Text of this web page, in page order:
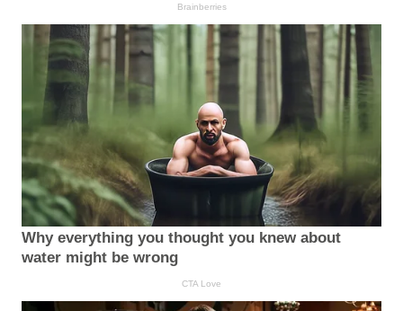
Brainberries
Why everything you thought you knew about
water might be wrong
CTA Love